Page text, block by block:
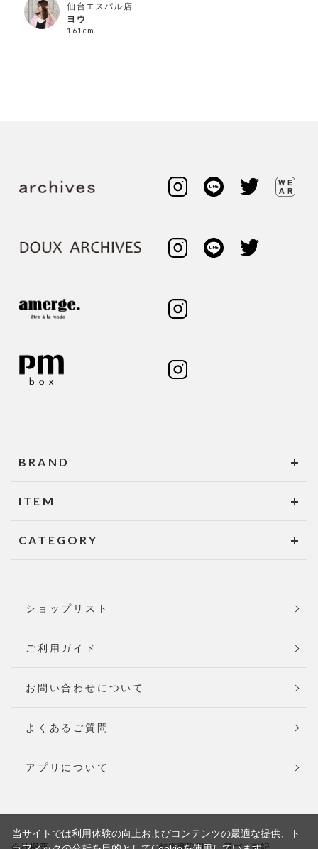
仙台エスパル店
ヨウ
161cm
BRAND
ITEM
CATEGORY
ショップリスト
ご利用ガイド
お問い合わせについて
よくあるご質問
アプリについて
当サイトでは利用体験の向上およびコンテンツの最適な提供、ト